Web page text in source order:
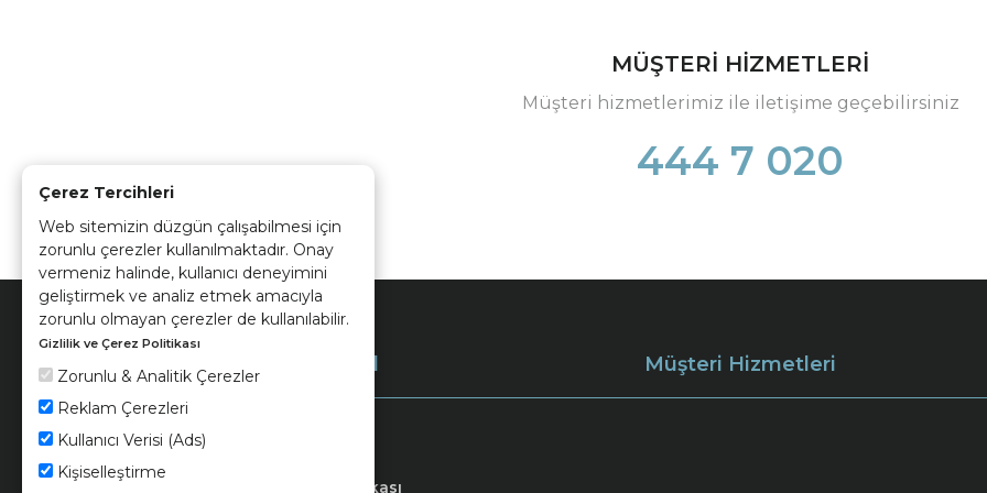
Çerez Tercihleri
Web sitemizin düzgün çalışabilmesi için
zorunlu çerezler kullanılmaktadır. Onay
vermeniz halinde, kullanıcı deneyimini
geliştirmek ve analiz etmek amacıyla
zorunlu olmayan çerezler de kullanılabilir.
Gizlilik ve Çerez Politikası
Zorunlu & Analitik Çerezler
Reklam Çerezleri
Kullanıcı Verisi (Ads)
Kişiselleştirme
MÜŞTERİ HİZMETLERİ
Müşteri hizmetlerimiz ile iletişime geçebilirsiniz
444 7 020
Müşteri Hizmetleri
Kvkk ve Çerez Politikası